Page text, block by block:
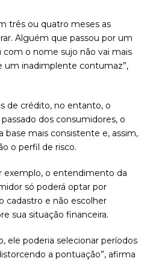
três ou quatro meses as
Alguém que passou por um
o nome sujo não vai mais
um inadimplente contumaz”,
de crédito, no entanto, o
dos consumidores, o
base mais consistente e, assim,
o perfil de risco.
exemplo, o entendimento da
só poderá optar por
cadastro e não escolher
sua situação financeira.
ele poderia selecionar períodos
a pontuação”, afirma